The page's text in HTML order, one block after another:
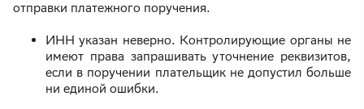
отправки платежного поручения.
ИНН указан неверно. Контролирующие органы не
имеют права запрашивать уточнение реквизитов,
если в поручении плательщик не допустил больше
ни единой ошибки.